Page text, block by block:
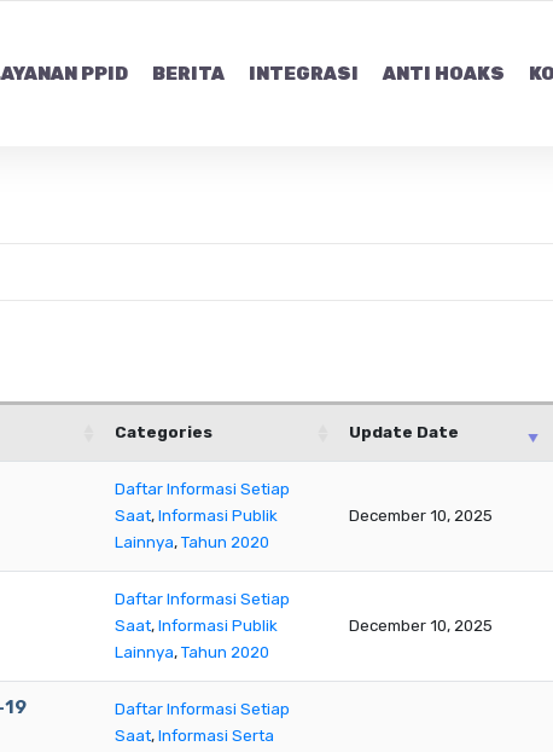
PPID BERITA INTEGRASI ANTI HOAKS
Categories Update Date
Daftar Informasi Setiap
Saat, Informasi Publik
Lainnya, Tahun 2020
December 10, 2025
Daftar Informasi Setiap
Saat, Informasi Publik
Lainnya, Tahun 2020
December 10, 2025
19
Daftar Informasi Setiap
Saat, Informasi Serta